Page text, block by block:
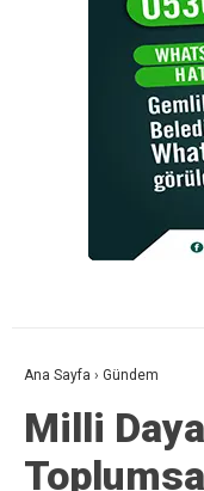
Ana Sayfa › Gündem
Milli